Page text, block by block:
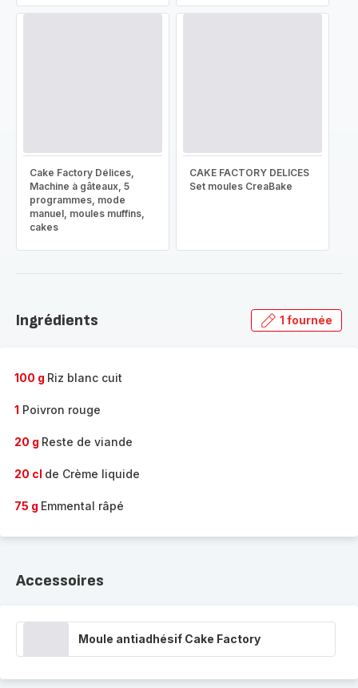
Cake Factory Délices,
Machine à gâteaux, 5
programmes, mode
manuel, moules muffins,
cakes
CAKE FACTORY DELICES
Set moules CreaBake
Ingrédients 1 fournée
100 g Riz blanc cuit
1 Poivron rouge
20 g Reste de viande
20 cl de Crème liquide
75 g Emmental râpé
Accessoires
Moule antiadhésif Cake Factory